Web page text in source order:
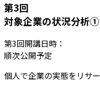
第3回
対象企業の状況分析①
第3回開講日時：
順次公開予定
個人で企業の実態をリサ